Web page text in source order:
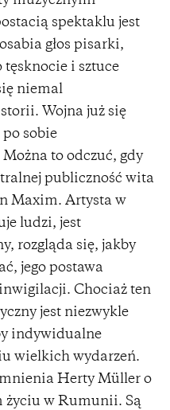
spektaklu jest
głos pisarki,
tęsknocie i sztuce
niemal
Wojna już się
po sobie
to odczuć, gdy
publiczność wita
Maxim. Artysta w
ludzi, jest
rozgląda się, jakby
jego postawa
Chociaż ten
jest niezwykle
indywidualne
wielkich wydarzeń.
Herty Müller o
życiu w Rumunii. Są